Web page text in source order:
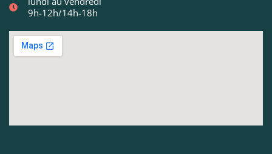
9h-12h/14h-18h